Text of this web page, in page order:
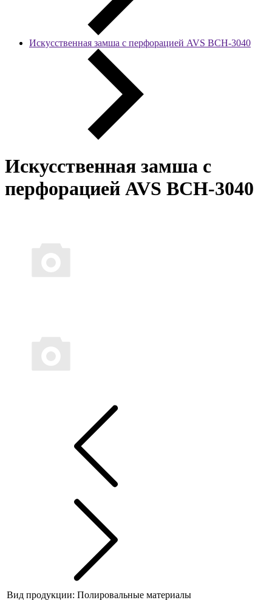
Искусственная замша с перфорацией AVS BCH-3040
Искусственная замша с
перфорацией AVS BCH-3040
Вид продукции: Полировальные материалы